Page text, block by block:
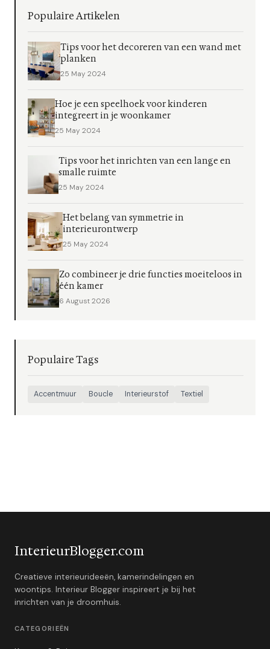
Populaire Artikelen
Tips voor het decoreren van een wand met
planken
25 May 2024
Hoe je een speelhoek voor kinderen
integreert in je woonkamer
25 May 2024
Tips voor het inrichten van een lange en
smalle ruimte
25 May 2024
Het belang van symmetrie in
interieurontwerp
25 May 2024
Zo combineer je drie functies moeiteloos in
één kamer
6 August 2026
Populaire Tags
Accentmuur Boucle Interieurstof Textiel
InterieurBlogger.com
Creatieve interieurideeën, kamerindelingen en
woontips. Interieur Blogger inspireert je bij het
inrichten van je droomhuis.
CATEGORIEËN